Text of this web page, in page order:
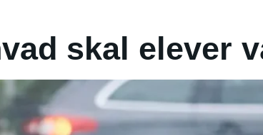
skal elever